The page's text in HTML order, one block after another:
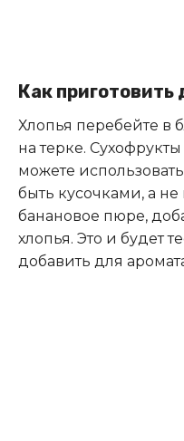
Как приготовить
Хлопья перебейте в
на терке.
можете
быть кусочками, а
банановое пюре,
хлопья. Это и будет
добавить для